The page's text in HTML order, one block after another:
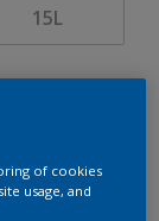
15L
of cookies
usage, and